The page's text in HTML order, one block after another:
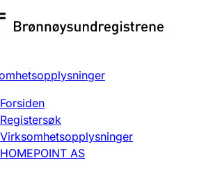
endre, slette
Forsiden
Registersøk
Virksomhetsopplysninger
HOMEPOINT AS